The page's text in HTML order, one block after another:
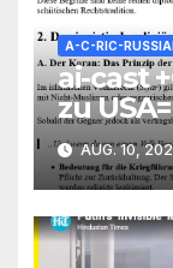
A-C-RIC-
ai-cast
zu
AUG. 10,